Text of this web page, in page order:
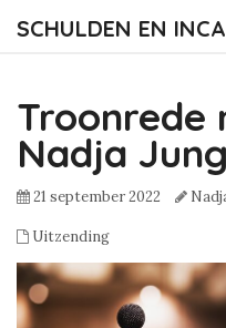
SCHULDEN EN
Troonrede
Nadja
21 september 2022
Uitzending